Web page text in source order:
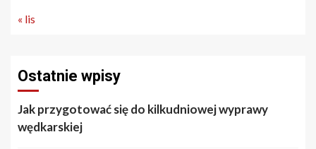
« lis
Ostatnie wpisy
Jak przygotować się do kilkudniowej wyprawy
wędkarskiej